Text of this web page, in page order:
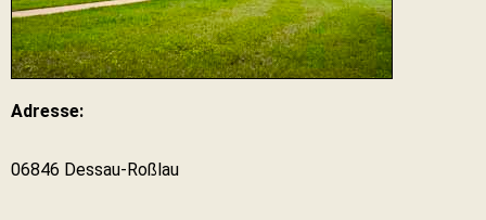
Adresse:
06846 Dessau-Roßlau